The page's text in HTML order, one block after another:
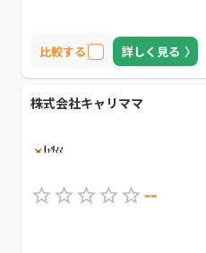
比較する 詳しく見る
株式会社キャリママ
--